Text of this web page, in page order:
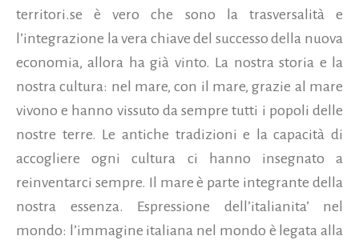
territori.se è vero che sono la trasversalità e
l’integrazione la vera chiave del successo della nuova
economia, allora ha già vinto. La nostra storia e la
nostra cultura: nel mare, con il mare, grazie al mare
vivono e hanno vissuto da sempre tutti i popoli delle
nostre terre. Le antiche tradizioni e la capacità di
accogliere ogni cultura ci hanno insegnato a
reinventarci sempre. Il mare è parte integrante della
nostra essenza. Espressione dell’italianita’ nel
mondo: l’immagine italiana nel mondo è legata alla